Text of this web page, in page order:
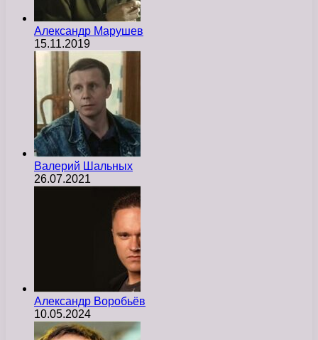
Александр Марушев
15.11.2019
Валерий Шальных
26.07.2021
Александр Воробьёв
10.05.2024